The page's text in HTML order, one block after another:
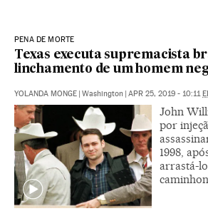
PENA DE MORTE
Texas executa supremacista
linchamento de um homem
YOLANDA MONGE | Washington | APR 25, 2019 - 10:11
John
por
1998,
arrastá-